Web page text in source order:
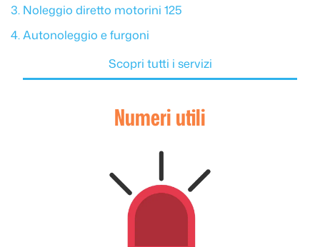
Noleggio diretto motorini 125
Autonoleggio e furgoni
Scopri tutti i servizi
Numeri utili